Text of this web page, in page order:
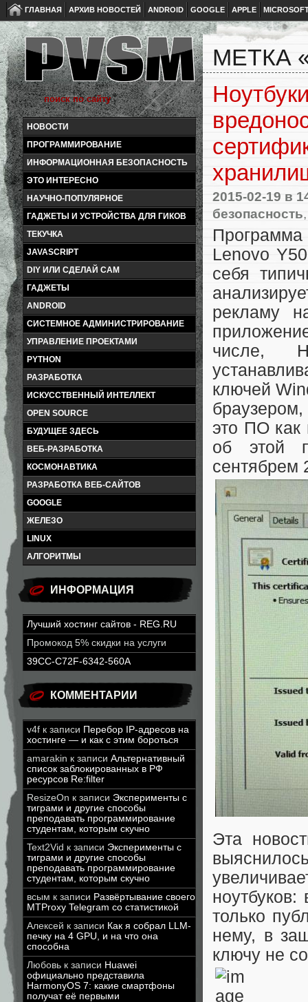
ГЛАВНАЯ АРХИВ НОВОСТЕЙ ANDROID GOOGLE APPLE
НОВОСТИ
ПРОГРАММИРОВАНИЕ
ИНФОРМАЦИОННАЯ БЕЗОПАСНОСТЬ
ЭТО ИНТЕРЕСНО
НАУЧНО-ПОПУЛЯРНОЕ
ГАДЖЕТЫ И УСТРОЙСТВА ДЛЯ ГИКОВ
ТЕКУЧКА
JAVASCRIPT
DIY ИЛИ СДЕЛАЙ САМ
ГАДЖЕТЫ
ANDROID
СИСТЕМНОЕ АДМИНИСТРИРОВАНИЕ
УПРАВЛЕНИЕ ПРОЕКТАМИ
PYTHON
РАЗРАБОТКА
ИСКУССТВЕННЫЙ ИНТЕЛЛЕКТ
OPEN SOURCE
БУДУЩЕЕ ЗДЕСЬ
ВЕБ-РАЗРАБОТКА
КОСМОНАВТИКА
РАЗРАБОТКА ВЕБ-САЙТОВ
GOOGLE
ЖЕЛЕЗО
LINUX
АЛГОРИТМЫ
ИНФОРМАЦИЯ
Лучший хостинг сайтов - REG.RU
Промокод 5% скидки на услуги
39CC-C72F-6342-560A
КОММЕНТАРИИ
v4f к записи Перебор IP-адресов на
хостинге — и как с этим бороться
amarakin к записи Альтернативный
список заблокированных в РФ
ресурсов Re:filter
ResizeOn к записи Эксперименты с
тиграми и другие способы
преподавать программирование
студентам, которым скучно
Text2Vid к записи Эксперименты с
тиграми и другие способы
преподавать программирование
студентам, которым скучно
всым к записи Развёртывание своего
MTProxy Telegram со статистикой
Алексей к записи Как я собрал LLM-
печку на 4 GPU, и на что она
способна
Любовь к записи Huawei
официально представила
HarmonyOS 7: какие смартфоны
получат её первыми
МЕТКА
2015-02-19 в
безопасность
Программа
Lenovo
себя
рекламу
числе,
ключей
это ПО
об этой
сентябрем
Эта
только
нему, в
ключу не